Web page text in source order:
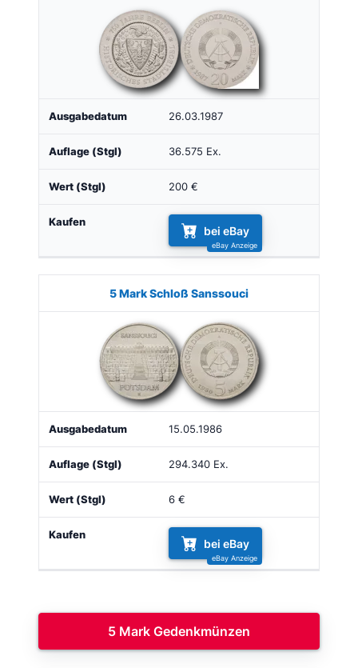
26.03.1987
36.575 Ex.
200 €
bei eBay
5 Mark Schloß Sanssouci
15.05.1986
294.340 Ex.
6 €
bei eBay
5 Mark Gedenkmünzen